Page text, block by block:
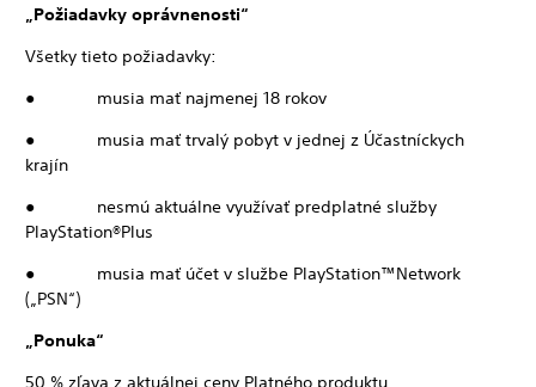
„Požiadavky oprávnenosti“
Všetky tieto požiadavky:
● musia mať najmenej 18 rokov
● musia mať trvalý pobyt v jednej z Účastníckych
krajín
● nesmú aktuálne využívať predplatné služby
PlayStation®Plus
● musia mať účet v službe PlayStation™Network
(„PSN“)
„Ponuka“
50 % zľava z aktuálnej ceny Platného produktu